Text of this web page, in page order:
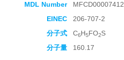
MDL Number
MFCD00007412
EINEC
206-707-2
分子式
C6H5FO2S
分子量
160.17